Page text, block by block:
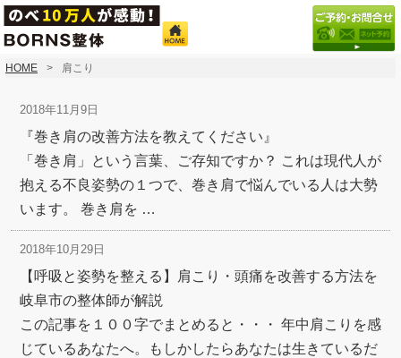
HOME 肩こり
2018年11月9日
『巻き肩の改善方法を教えてください』
「巻き肩」という言葉、ご存知ですか？ これは現代人が
抱える不良姿勢の１つで、巻き肩で悩んでいる人は大勢
います。 巻き肩を …
2018年10月29日
【呼吸と姿勢を整える】肩こり・頭痛を改善する方法を
岐阜市の整体師が解説
この記事を１００字でまとめると・・・ 年中肩こりを感
じているあなたへ。もしかしたらあなたは生きているだ